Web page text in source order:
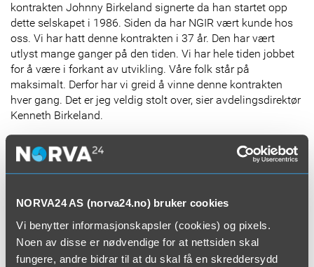
NORVA24 AS (norva24.no) bruker cookies
Vi benytter informasjonskapsler (cookies) og pixels.
Noen av disse er nødvendige for at nettsiden skal
fungere, andre bidrar til at du skal få en skreddersydd
kontrakten Johnny Birkeland signerte da han startet opp
dette selskapet i 1986. Siden da har NGIR vært kunde hos
oss. Vi har hatt denne kontrakten i 37 år. Den har vært
utlyst mange ganger på den tiden. Vi har hele tiden jobbet
for å være i forkant av utvikling. Våre folk står på
maksimalt. Derfor har vi greid å vinne denne kontrakten
hver gang. Det er jeg veldig stolt over, sier avdelingsdirektør
Kenneth Birkeland.
Fra Haugalandet til Florø
Norva24.
Ikke bare er det selve «ur-kontrakten» i virksomheten som
nå har blitt fornyet. Jobben går også ut på å levere
særdeles viktige tjenester til kommuner som ligger i kjernen